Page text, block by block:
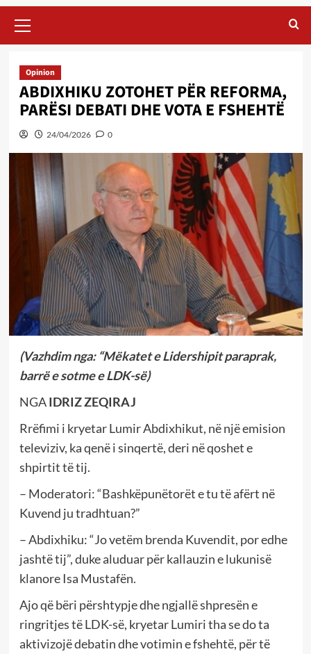
Menu
Opinion
ABDIXHIKU ZOTOHET PËR REFORMA,
PARËSI DEBATI DHE VOTA E FSHEHTË
24/04/2026 0
(Vazhdim nga: “Mëkatet e Lidershipit paraprak,
barrë e sotme e LDK-së)
NGAIDRIZ ZEQIRAJ
Rrëfimi i kryetar Lumir Abdixhikut, në një emision
televiziv, ka qenë i sinqertë, deri në qoshet e
shpirtit të tij.
– Moderatori: “Bashkëpunëtorët e tu të afërt në
Kuvend ju tradhtuan?”
– Abdixhiku: “Jo vetëm brenda Kuvendit, por edhe
jashtë tij”, duke aluduar për kallauzin e lukunisë
klanore Isa Mustafën.
Ajo që bëri përshtypje dhe ngjallë shpresën e
ringritjes të LDK-së, kryetar Lumiri tha se do ta
aktivizojë debatin dhe votimin e fshehtë, për të